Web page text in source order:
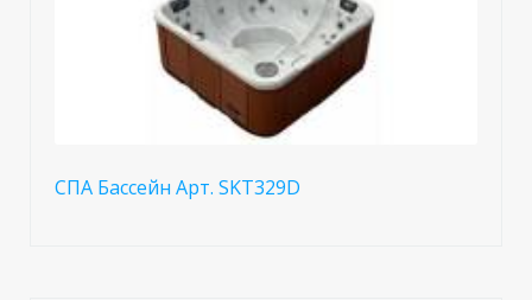
СПА Бассейн Арт. SKT329D